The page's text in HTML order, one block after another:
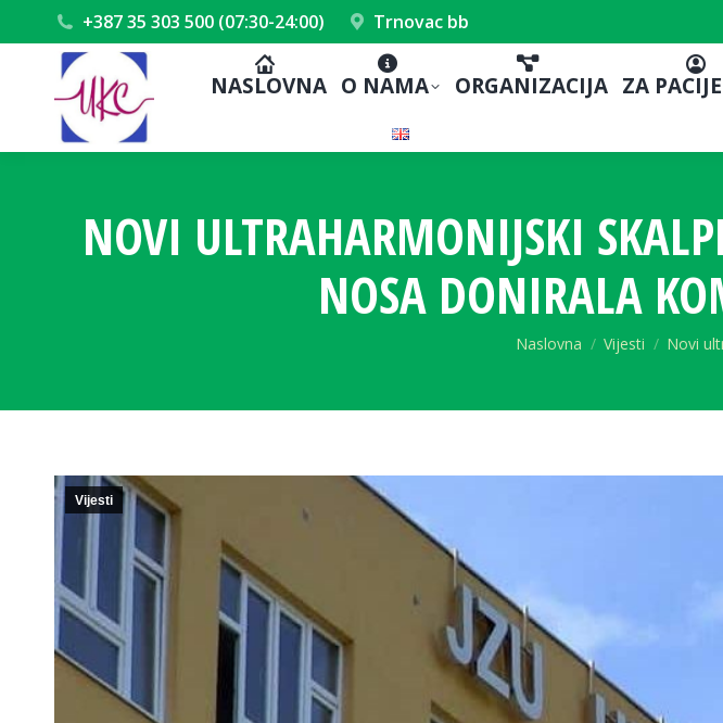
+387 35 303 500 (07:30-24:00) Trnovac bb
NASLOVNA O NAMA ORGANIZACIJA ZA
NOVI ULTRAHARMONIJSKI
NOSA DONIRALA
You are here:
Naslovna Vijesti Novi
Vijesti